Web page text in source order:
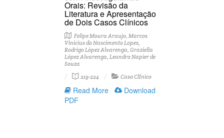
Orais: Revisão da
Literatura e Apresentação
de Dois Casos Clínicos
Felipe Moura Araujo, Marcos
Vinicius do Nascimento Lopes,
Rodrigo López Alvarenga, Graziella
López Alvarenga, Leandro Napier de
Souza
219-224
Caso ClÍnico
Read More
Download
PDF